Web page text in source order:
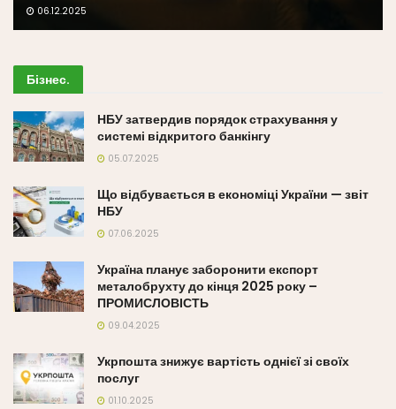
06.12.2025
Бізнес.
НБУ затвердив порядок страхування у
системі відкритого банкінгу
05.07.2025
Що відбувається в економіці України — звіт
НБУ
07.06.2025
Україна планує заборонити експорт
металобрухту до кінця 2025 року –
ПРОМИСЛОВІСТЬ
09.04.2025
Укрпошта знижує вартість однієї зі своїх
послуг
01.10.2025